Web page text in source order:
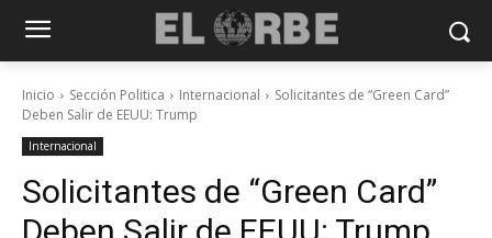
Inicio Sección Politica Internacional
Solicitantes de “Green Card”
Deben Salir de EEUU: Trump
Internacional
Solicitantes de “Green Card”